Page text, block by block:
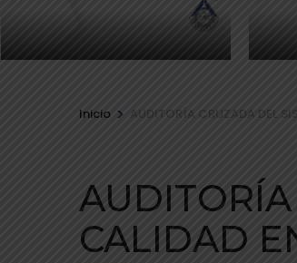
Inicio > AUDITORÍA CRUZADA DEL
CALIDAD